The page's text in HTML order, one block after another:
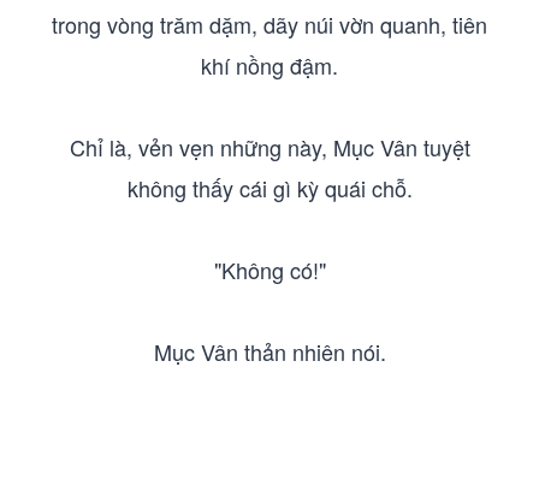
trong vòng trăm dặm, dãy núi vờn quanh, tiên
khí nồng đậm.
Chỉ là, vẻn vẹn những này, Mục Vân tuyệt
không thấy cái gì kỳ quái chỗ.
"Không có!"
Mục Vân thản nhiên nói.